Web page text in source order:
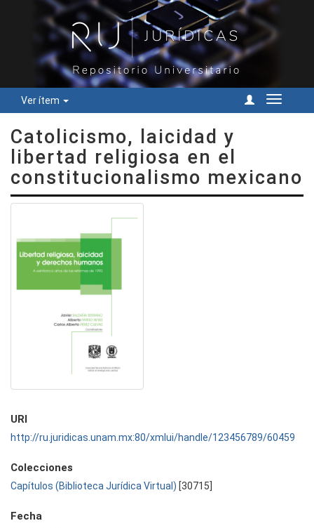
Ver ítem
Cambiar
Catolicismo, laicidad y
libertad religiosa en el
constitucionalismo mexicano
URI
http://ru.juridicas.unam.mx:80/xmlui/handle/123456789/60459
Colecciones
Capítulos (Biblioteca Jurídica Virtual) [30715]
Fecha